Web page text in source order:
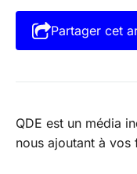
Partager cet
QDE est un média
nous ajoutant à